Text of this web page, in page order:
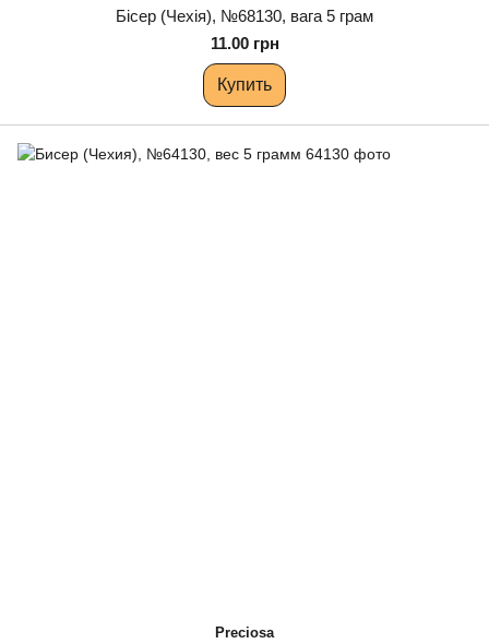
Бісер (Чехія), №68130, вага 5 грам
11.00 грн
Купить
Preciosa